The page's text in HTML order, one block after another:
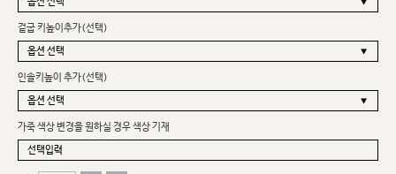
겉굽 키높이추가(선택)
인솔키높이 추가(선택)
가죽 색상 변경을 원하실 경우 색상 기재